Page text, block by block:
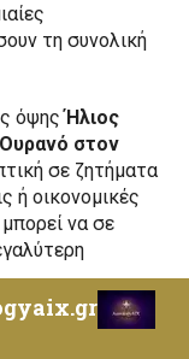
τη συνολική
όψηςΉλιος
στον
σε ζητήματα
ή οικονομικές
να σε